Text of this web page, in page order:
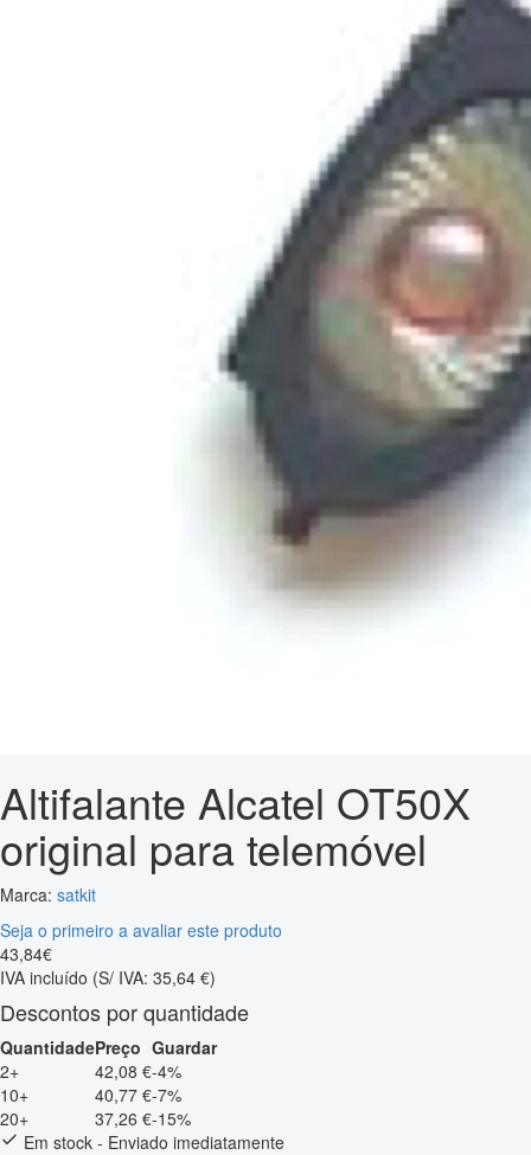
Altifalante Alcatel OT50X
original para telemóvel
Marca: satkit
Seja o primeiro a avaliar este produto
43,84€
IVA incluído (S/ IVA: 35,64 €)
Descontos por quantidade
QuantidadePreço Guardar
2+
42,08 €-4%
10+
40,77 €-7%
20+
37,26 €-15%
Em stock - Enviado imediatamente